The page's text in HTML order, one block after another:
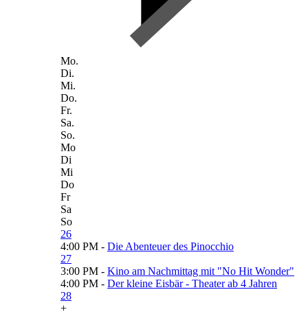
Mo.
Di.
Mi.
Do.
Fr.
Sa.
So.
Mo
Di
Mi
Do
Fr
Sa
So
26
4:00 PM - Die Abenteuer des Pinocchio
27
3:00 PM - Kino am Nachmittag mit "No Hit Wonder"
4:00 PM - Der kleine Eisbär - Theater ab 4 Jahren
28
+